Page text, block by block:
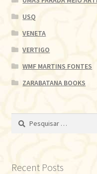
USQ
VENETA
VERTIGO
WMF MARTINS FONTES
ZARABATANA BOOKS
Pesquisar
Recent Posts